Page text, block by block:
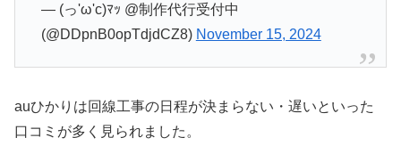
— (っ'ω'c)ﾏｯ @制作代行受付中
(@DDpnB0opTdjdCZ8) November 15, 2024
auひかりは回線工事の日程が決まらない・遅いといった
口コミが多く見られました。